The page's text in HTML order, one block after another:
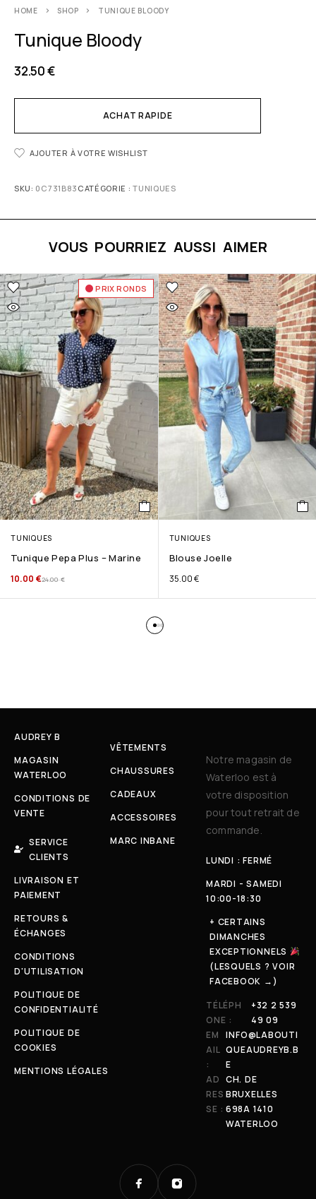
HOME SHOP TUNIQUE BLOODY
Tunique Bloody
32.50€
ACHAT RAPIDE
AJOUTER À VOTRE WISHLIST
SKU: 0C731B83 CATÉGORIE :TUNIQUES
VOUS POURRIEZ AUSSI AIMER
PRIX RONDS
TUNIQUES
Tunique Pepa Plus – Marine
24.00€
10.00 €
TUNIQUES
Blouse Joelle
35.00€
AUDREY B
MAGASIN
WATERLOO
CONDITIONS DE
VENTE
SERVICE
CLIENTS
LIVRAISON ET
PAIEMENT
RETOURS &
ÉCHANGES
CONDITIONS
D'UTILISATION
POLITIQUE DE
CONFIDENTIALITÉ
POLITIQUE DE
COOKIES
MENTIONS LÉGALES
VÊTEMENTS
CHAUSSURES
CADEAUX
ACCESSOIRES
MARC INBANE
Notre magasin de
Waterloo est à
votre disposition
pour tout retrait de
commande.
LUNDI : FERMÉ
MARDI - SAMEDI
10:00-18:30
+ CERTAINS
DIMANCHES
EXCEPTIONNELS
(LESQUELS ? VOIR
FACEBOOK →)
TÉLÉPH
ONE :
+32 2 539
49 09
EM
AIL
:
INFO@LABOUTI
QUEAUDREYB.B
E
AD
RES
SE :
CH. DE
BRUXELLES
698A 1410
WATERLOO